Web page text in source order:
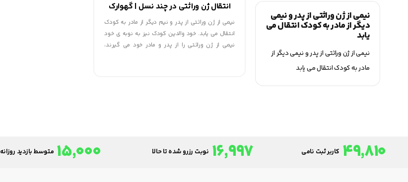
نیمی از ژن وراثتی از پدر و نیمی
دیگر از مادر به کودک انتقال می
یابد
نیمی از ژن وراثتی از پدر و نیمی دیگر از
مادر به کودک انتقال می یابد
انتقال ژن وراثتی در چند نسل | گهوارک
نیمی از ژن وراثتی از پدر و نیم دیگر از مادر به کودک
انتقال می یابد. خود والدین کودک نیز به نوبه ی خود
نیمی از ژن وراثتی را از پدر و مادر خود می گیرند،
49,810 کاربر ثبت نامی 16,997 نوبت رزرو شده تا حالا 15,000 متوسط بازدید روزانه